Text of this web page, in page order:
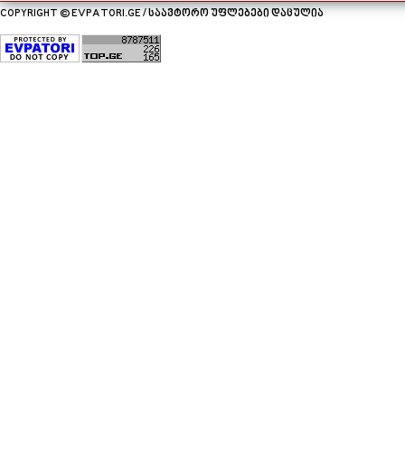
COPYRIGHT © EVPATORI.GE / საავტორო უფლებები დაცულია